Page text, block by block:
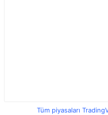
Tüm piyasaları